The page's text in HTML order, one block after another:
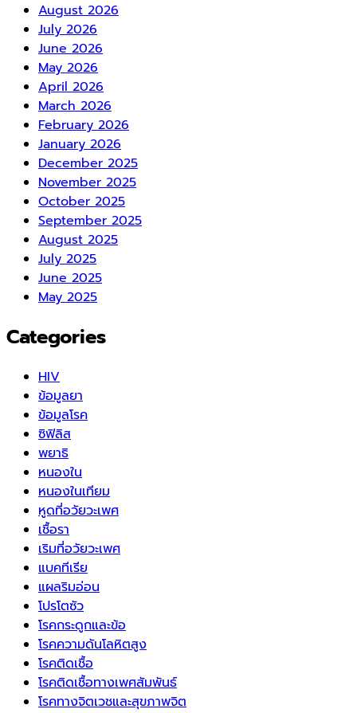
August 2026
July 2026
June 2026
May 2026
April 2026
March 2026
February 2026
January 2026
December 2025
November 2025
October 2025
September 2025
August 2025
July 2025
June 2025
May 2025
Categories
HIV
ข้อมูลยา
ข้อมูลโรค
ซิฟิลิส
พยาธิ
หนองใน
หนองในเทียม
หูดที่อวัยวะเพศ
เชื้อรา
เริมที่อวัยวะเพศ
แบคทีเรีย
แผลริมอ่อน
โปรโตซัว
โรคกระดูกและข้อ
โรคความดันโลหิตสูง
โรคติดเชื้อ
โรคติดเชื้อทางเพศสัมพันธ์
โรคทางจิตเวชและสุขภาพจิต